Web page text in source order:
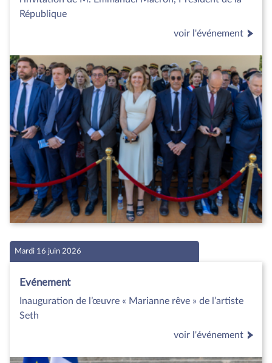
République
voir l'événement
Mardi 16 juin 2026
Evénement
Inauguration de l’œuvre « Marianne rêve » de l’artiste
Seth
voir l'événement